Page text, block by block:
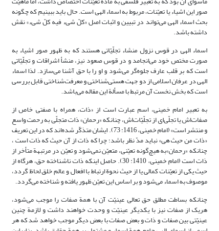
صور این اشیاء یا تعیّنات، مربوط به اسماء الهی است. حال باید ببینیم که چگونه
بحث اسماء الهی می‌تواند در تبیین و اثبات اصل «کلّ شیء فیه کلّ شیء» نقش
داشته باشد.
اسماء الهی در قوس نزول منشاء تجلّیّاتی هستند که به ظهور صور اشیاء به
صورت مختص خود می‌انجامد و در قوس صعود نیز، منشأ اشراقات و تجلّیّاتی
است که بر قلب عارف جلوه‌گر می‌شود و او را با حق آشنا می‌سازد. لذا اسماء
الهی در عرفان اسلامی از دو جهت هستی‌شناختی و معرفت‌شناختی قابل بررسی
است که بخش نخست آن مرتبط با مسألة این مقاله می‌باشد.
به تعبیر امام خمینی، اسم عبارت است از «ذات، همراه با صفتی خاص از
صفات‌اش یا تجلّی‌ای از تجلّیّات‌اش، چنانکه «رحمان» ذات متجلّی به رحمت واسع
و منتشر است» (امام خمینی، 1416: 73). ایشان متذکّر شده‌اند که در این تعریف
«ذات من حیث هی» نباید مدّ نظر باشد؛ چرا‌‌ که ذات از آن حیث که ذات است ،
چنانکه «رحمان»به هیچ‌گونه تعیّنی، متعیّن نمی‌شود و تعیّن در مرتبهة متأخر از
ذات است (امام خمینی، 1410: 30). حاصل اینکه ذات ناشناخته حق، هرگاه از
حیث یکی از تعیّنات کمالی یا از حیث نحوة ارتباط با افعال و عالم خلق لحاظ گردد،
موصوف به اسماء می‌شود و بر اساس این تعیّن ظهور یافته و شناخته می‌گردد.
چنانکه بساطت مطلق حق تعالی عینیّت آن با همة صفات را موجب می‌شود،
هریک از صفات نیز با یکدیگر عینیّت و وحدت خواهند داشت و لازمة چنین
عینیّتی بین صفات و ذات و بعض صفات با بعض دیگر موجب خواهد شد که هر